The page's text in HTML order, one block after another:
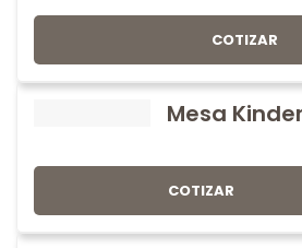
COTIZAR
Mesa Kinder
COTIZAR